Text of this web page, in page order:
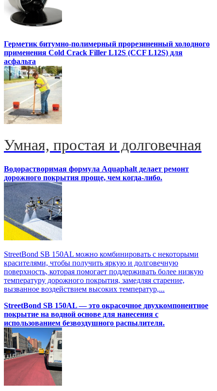
Герметик битумно-полимерный прорезиненный холодного
применения Cold Crack Filler L12S (ССF L12S) для
асфальта
Умная, простая и долговечная
Водорастворимая формула Aquaphalt делает ремонт
дорожного покрытия проще, чем когда-либо.
StreetBond SB 150AL можно комбинировать с некоторыми
красителями, чтобы получить яркую и долговечную
поверхность, которая помогает поддерживать более низкую
температуру дорожного покрытия, замедляя старение,
вызванное воздействием высоких температур,...
StreetBond SB 150AL — это окрасочное двухкомпонентное
покрытие на водной основе для нанесения с
использованием безвоздушного распылителя.